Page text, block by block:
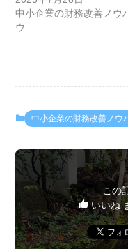
中小企業の財務改善ノウ
ウ
中小企業の財務改善ノウ
この
いいね